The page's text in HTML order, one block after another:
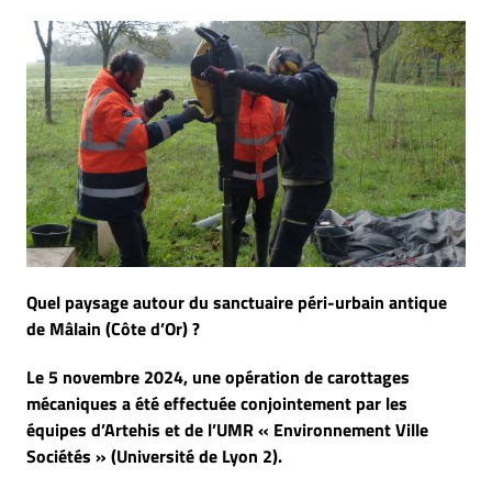
Quel paysage autour du sanctuaire péri-urbain antique
de Mâlain (Côte d’Or) ?
Le 5 novembre 2024, une opération de carottages
mécaniques a été effectuée conjointement par les
équipes d’Artehis et de l’UMR « Environnement Ville
Sociétés » (Université de Lyon 2).